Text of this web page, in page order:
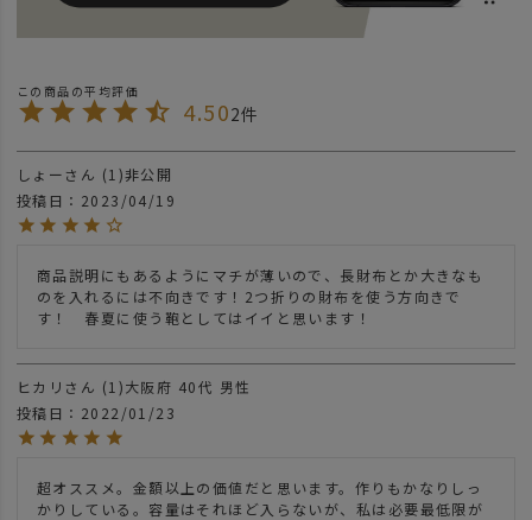
4.502
しょー 1 非公開
投稿日
2023/04/19
商品説明にもあるようにマチが薄いので、長財布とか大きなも
のを入れるには不向きです！2つ折りの財布を使う方向きで
す！　春夏に使う鞄としてはイイと思います！
ヒカリ 1 大阪府 40代 男性
投稿日
2022/01/23
超オススメ。金額以上の価値だと思います。作りもかなりしっ
かりしている。容量はそれほど入らないが、私は必要最低限が